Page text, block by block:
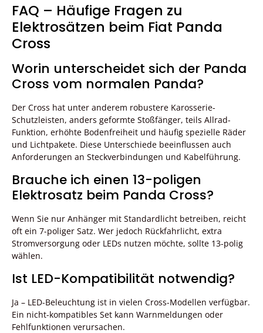
FAQ – Häufige Fragen zu
Elektrosätzen beim Fiat Panda
Cross
Worin unterscheidet sich der Panda
Cross vom normalen Panda?
Der Cross hat unter anderem robustere Karosserie-
Schutzleisten, anders geformte Stoßfänger, teils Allrad-
Funktion, erhöhte Bodenfreiheit und häufig spezielle Räder
und Lichtpakete. Diese Unterschiede beeinflussen auch
Anforderungen an Steckverbindungen und Kabelführung.
Brauche ich einen 13-poligen
Elektrosatz beim Panda Cross?
Wenn Sie nur Anhänger mit Standardlicht betreiben, reicht
oft ein 7-poliger Satz. Wer jedoch Rückfahrlicht, extra
Stromversorgung oder LEDs nutzen möchte, sollte 13-polig
wählen.
Ist LED-Kompatibilität notwendig?
Ja – LED-Beleuchtung ist in vielen Cross-Modellen verfügbar.
Ein nicht-kompatibles Set kann Warnmeldungen oder
Fehlfunktionen verursachen.